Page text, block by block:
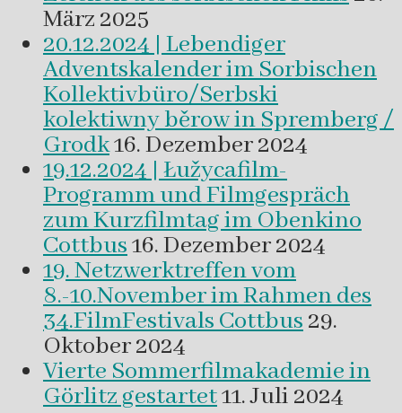
März 2025
20.12.2024 | Lebendiger
Adventskalender im Sorbischen
Kollektivbüro/Serbski
kolektiwny běrow in Spremberg /
Grodk16. Dezember 2024
19.12.2024 | Łužycafilm-
Programm und Filmgespräch
zum Kurzfilmtag im Obenkino
Cottbus16. Dezember 2024
19. Netzwerktreffen vom
8.-10.November im Rahmen des
34.FilmFestivals Cottbus29.
Oktober 2024
Vierte Sommerfilmakademie in
Görlitz gestartet11. Juli 2024